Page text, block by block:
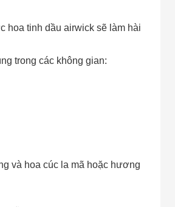
tinh dầu airwick sẽ làm hài
trong các không gian:
và hoa cúc la mã hoặc hương